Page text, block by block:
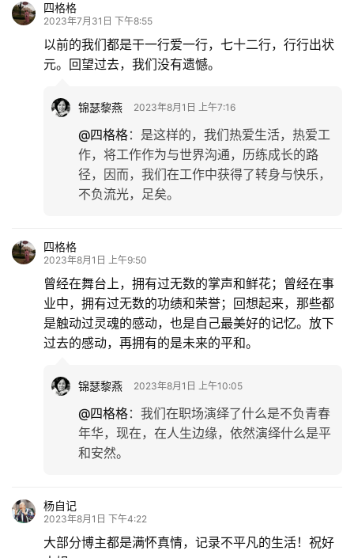
四格格
2023年7月31日 下午8:55
以前的我们都是干一行爱一行，七十二行，行行出状
元。回望过去，我们没有遗憾。
锦瑟黎燕 2023年8月1日 上午7:16
@四格格： 是这样的，我们热爱生活，热爱工
作，将工作作为与世界沟通，历练成长的路
径，因而，我们在工作中获得了转身与快乐，
不负流光，足矣。
四格格
2023年8月1日 上午9:50
曾经在舞台上，拥有过无数的掌声和鲜花；曾经在事
业中，拥有过无数的功绩和荣誉；回想起来，那些都
是触动过灵魂的感动，也是自己最美好的记忆。放下
过去的感动，再拥有的是未来的平和。
锦瑟黎燕 2023年8月1日 上午10:05
@四格格： 我们在职场演绎了什么是不负青春
年华，现在，在人生边缘，依然演绎什么是平
和安然。
杨自记
2023年8月1日 下午4:22
大部分博主都是满怀真情，记录不平凡的生活！祝好